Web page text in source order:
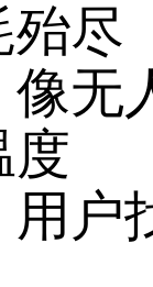
殆尽
像
度
用